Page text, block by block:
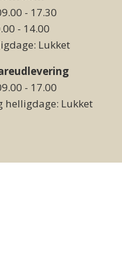
- 17.30
- 14.00
Lukket
- 17.00
helligdage: Lukket